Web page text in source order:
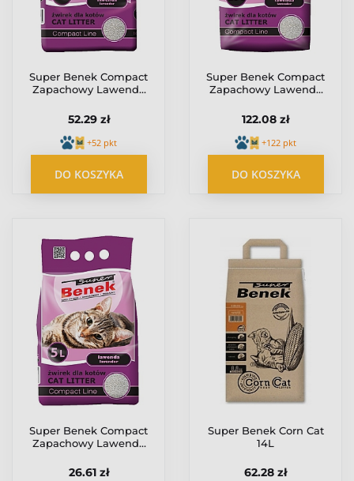
Super Benek Compact
Zapachowy Lawenda
52.29 zł
+52 pkt
DO KOSZYKA
Super Benek Compact
Zapachowy Lawenda
122.08 zł
+122 pkt
DO KOSZYKA
Super Benek Compact
Zapachowy Lawenda
26.61 zł
Super Benek Corn Cat
14L
62.28 zł